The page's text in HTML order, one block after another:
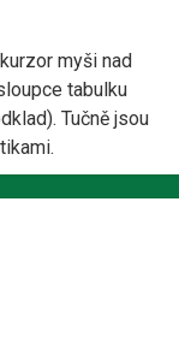
myši nad
tabulku
Tučně jsou